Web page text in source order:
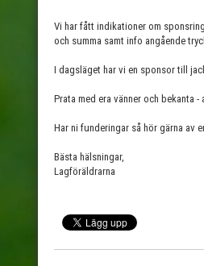
Vi har fått indikationer om
och summa samt info angående
I dagsläget har vi en sponsor till
Prata med era vänner och bekanta
Har ni funderingar så hör gärna av
Bästa hälsningar,
Lagföräldrarna